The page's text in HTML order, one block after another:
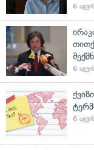
6
6
6